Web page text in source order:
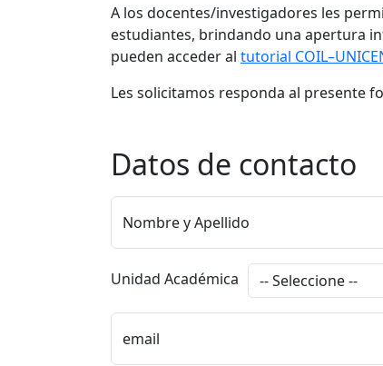
A los docentes/investigadores les
estudiantes, brindando una apertura
pueden acceder al tutorial
Les solicitamos responda al presente
Datos de contacto
Nombre y Apellido
Unidad Académica
email